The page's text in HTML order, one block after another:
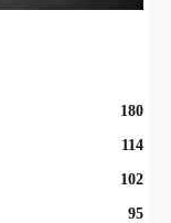
180
114
102
95